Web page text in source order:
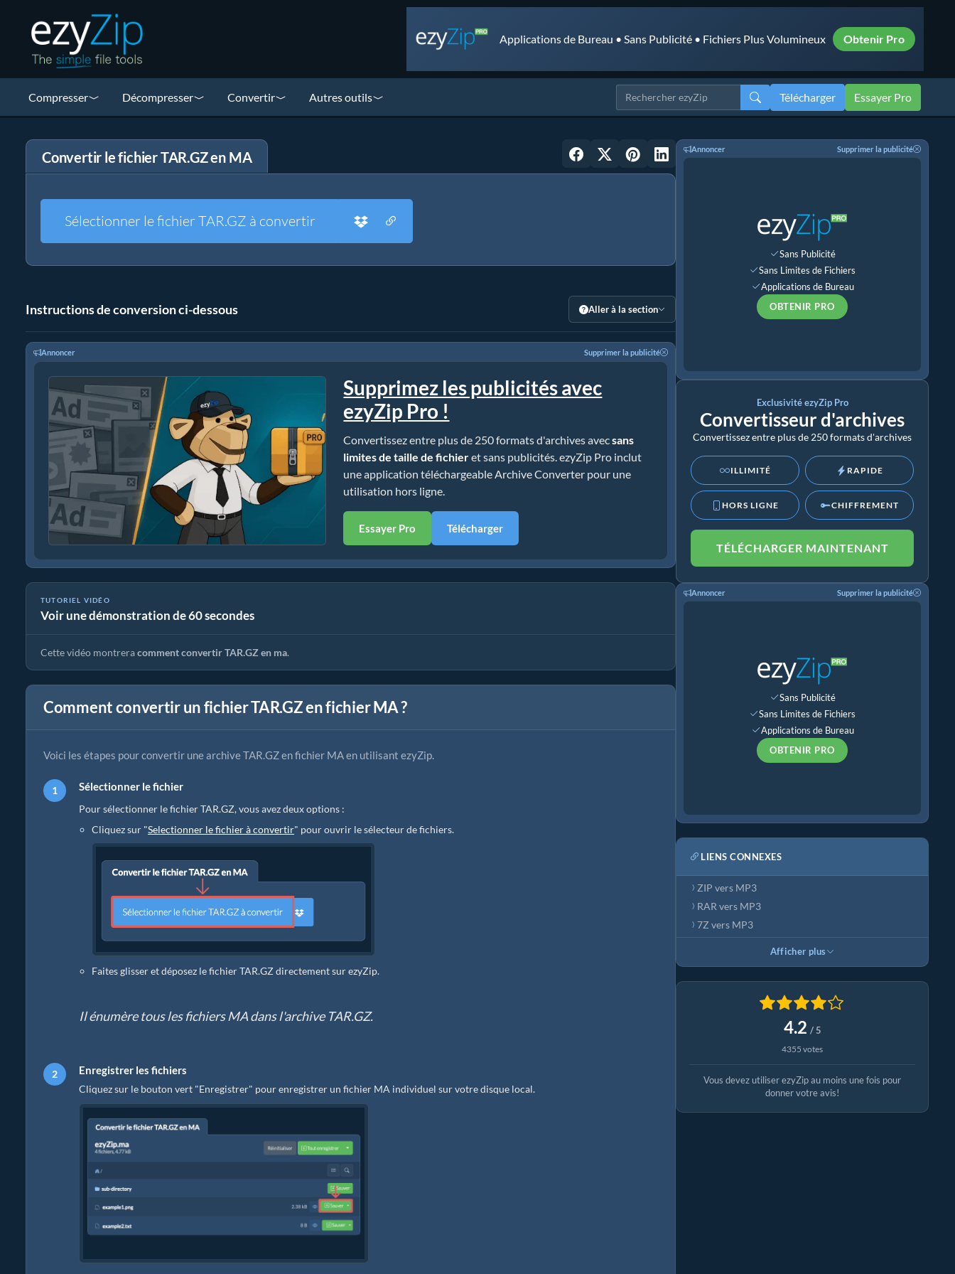
Applications de Bureau • Sans Publicité • Fichiers Plus Volumineux Obtenir Pro
Compresser Décompresser Convertir Autres outils Télécharger Essayer Pro
Convertir le fichier TAR.GZ en MA
Sélectionner le fichier TAR.GZ à convertir
Instructions de conversion ci-dessous Aller à la section
Annoncer Supprimer la publicité
Supprimez les publicités avec
ezyZip Pro !
Convertissez entre plus de 250 formats d'archives avecsans
limites de taille de fichieret sans publicités. ezyZip Pro inclut
une application téléchargeable Archive Converter pour une
utilisation hors ligne.
Essayer Pro Télécharger
TUTORIEL VIDÉO
Voir une démonstration de 60 secondes
Comment convertir TAR.GZ en fichier d'origine (Guide simple)
Cette vidéo montreracomment convertir TAR.GZ en ma.
Comment convertir un fichier TAR.GZ en fichier MA ?
Voici les étapes pour convertir une archive TAR.GZ en fichier MA en utilisant ezyZip.
Sélectionner le fichier
Pour sélectionner le fichier TAR.GZ, vous avez deux options :
Cliquez sur "Selectionner le fichier à convertir" pour ouvrir le sélecteur de fichiers.
Faites glisser et déposez le fichier TAR.GZ directement sur ezyZip.
Il énumère tous les fichiers MA dans l'archive TAR.GZ.
Enregistrer les fichiers
Cliquez sur le bouton vert "Enregistrer" pour enregistrer un fichier MA individuel sur votre disque local.
Annoncer Supprimer la publicité
Sans Publicité
Sans Limites de Fichiers
Applications de Bureau
OBTENIR PRO
Exclusivité ezyZip Pro
Convertisseur d'archives
Convertissez entre plus de 250 formats d'archives
ILLIMITÉ RAPIDE
HORS LIGNE CHIFFREMENT
TÉLÉCHARGER MAINTENANT
Annoncer Supprimer la publicité
Sans Publicité
Sans Limites de Fichiers
Applications de Bureau
OBTENIR PRO
LIENS CONNEXES
ZIP vers MP3
RAR vers MP3
7Z vers MP3
Afficher plus
4.2 / 5
4355 votes
Vous devez utiliser ezyZip au moins une fois pour
donner votre avis!